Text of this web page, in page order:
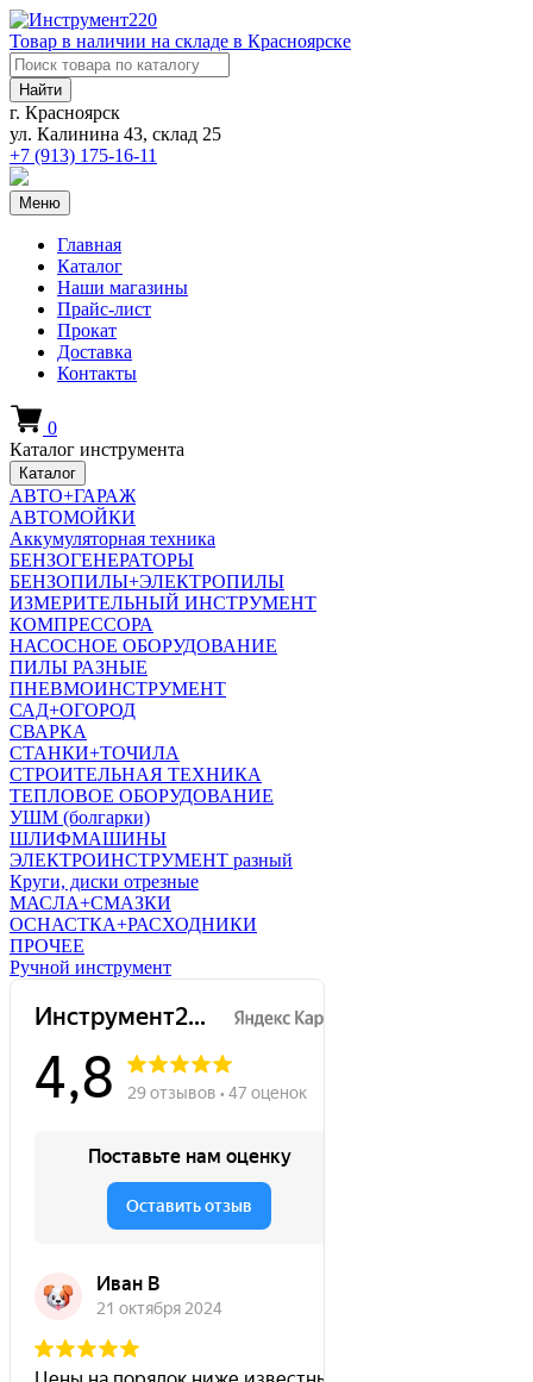
Товар в наличии на складе в Красноярске
Найти
г. Красноярск
ул. Калинина 43, склад 25
+7 (913) 175-16-11
Меню
Главная
Каталог
Наши магазины
Прайс-лист
Прокат
Доставка
Контакты
0
Каталог инструмента
Каталог
АВТО+ГАРАЖ
АВТОМОЙКИ
Аккумуляторная техника
БЕНЗОГЕНЕРАТОРЫ
БЕНЗОПИЛЫ+ЭЛЕКТРОПИЛЫ
ИЗМЕРИТЕЛЬНЫЙ ИНСТРУМЕНТ
КОМПРЕССОРА
НАСОСНОЕ ОБОРУДОВАНИЕ
ПИЛЫ РАЗНЫЕ
ПНЕВМОИНСТРУМЕНТ
САД+ОГОРОД
СВАРКА
СТАНКИ+ТОЧИЛА
СТРОИТЕЛЬНАЯ ТЕХНИКА
ТЕПЛОВОЕ ОБОРУДОВАНИЕ
УШМ (болгарки)
ШЛИФМАШИНЫ
ЭЛЕКТРОИНСТРУМЕНТ разный
Круги, диски отрезные
МАСЛА+СМАЗКИ
ОСНАСТКА+РАСХОДНИКИ
ПРОЧЕЕ
Ручной инструмент